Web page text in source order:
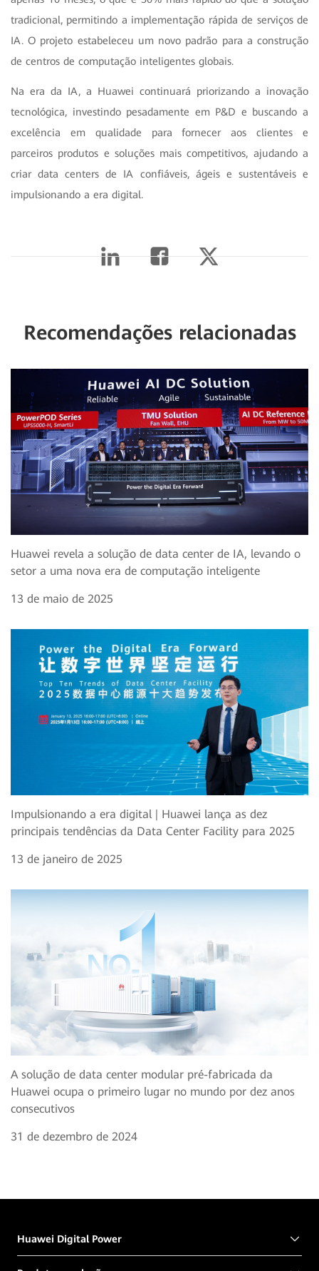
tradicional, permitindo a implementação rápida de serviços de
IA. O projeto estabeleceu um novo padrão para a construção
de centros de computação inteligentes globais.
Na era da IA, a Huawei continuará priorizando a inovação
tecnológica, investindo pesadamente em P&D e buscando a
excelência em qualidade para fornecer aos clientes e
parceiros produtos e soluções mais competitivos, ajudando a
criar data centers de IA confiáveis, ágeis e sustentáveis e
impulsionando a era digital.
Recomendações relacionadas
Huawei revela a solução de data center de IA, levando o
setor a uma nova era de computação inteligente
13 de maio de 2025
Impulsionando a era digital | Huawei lança as dez
principais tendências da Data Center Facility para 2025
13 de janeiro de 2025
A solução de data center modular pré-fabricada da
Huawei ocupa o primeiro lugar no mundo por dez anos
consecutivos
31 de dezembro de 2024
Huawei Digital Power